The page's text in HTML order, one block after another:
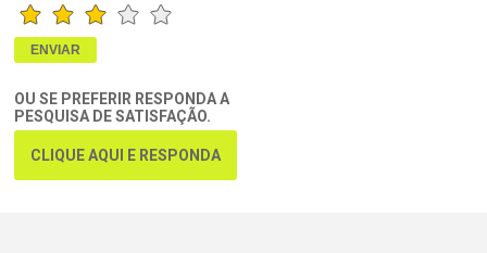
OU SE PREFERIR RESPONDA A
PESQUISA DE SATISFAÇÃO.
CLIQUE AQUI E RESPONDA